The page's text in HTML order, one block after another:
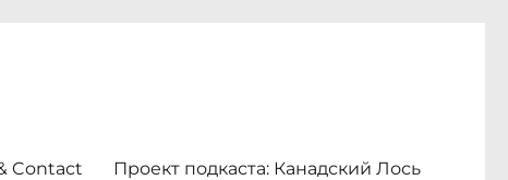
Contact Проект подкаста: Канадский Лось